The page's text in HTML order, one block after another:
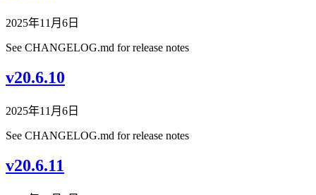
2025年11月6日
See CHANGELOG.md for release notes
v20.6.10
2025年11月6日
See CHANGELOG.md for release notes
v20.6.11